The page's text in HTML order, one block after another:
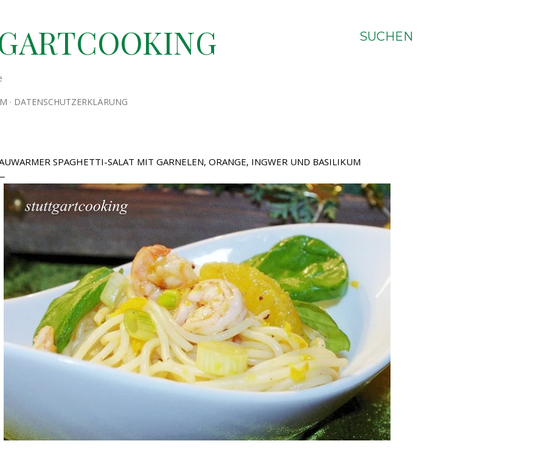
SUCHEN
DATENSCHUTZERKLÄRUNG
SPAGHETTI-SALAT MIT GARNELEN, ORANGE, INGWER UND BASILIKUM